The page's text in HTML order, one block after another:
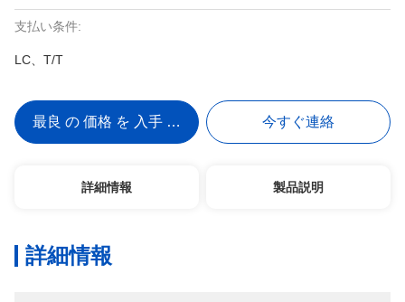
支払い条件:
LC、T/T
最良 の 価格 を 入手 する 今すぐ連絡
詳細情報 製品説明
詳細情報